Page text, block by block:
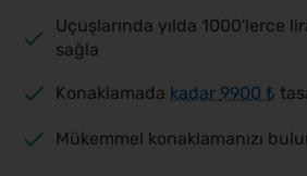
Uçuşlarında yılda 1000'lerce
sağla
Konaklamada kadar 9900 ₺
Mükemmel konaklamanızı